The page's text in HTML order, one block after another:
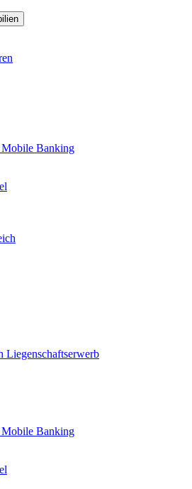
Banking
Liegenschaftserwerb
Banking